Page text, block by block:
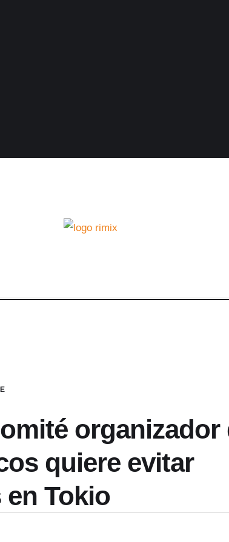
organizador
quiere evitar
Tokio